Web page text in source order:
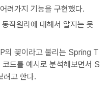
려가지 기능을 구현했다.
작원리에 대해서 알지는 못
의 꽃이라고 불리는 Spring T
드를 예시로 분석해보면서 S
려고 한다.